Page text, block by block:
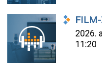
2026.
11:20